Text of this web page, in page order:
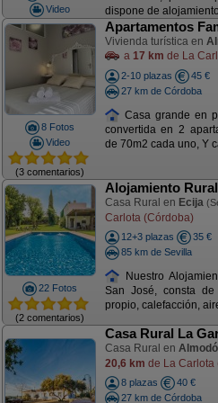
Video
dispone de
8 Fotos
Video
(3 comentarios)
Apartamentos
Vivienda turística en
a 17 km de La
2-10 plazas
45 €
27 km de Córdoba
Casa grande en
convertida en 2
de 70m2 cada uno, Y
22 Fotos
(2 comentarios)
Alojamiento
Casa Rural en Ecija
Carlota (Córdoba)
12+3 plazas
35 €
85 km de Sevilla
Nuestro
San José, consta
propio, calefacción,
Casa Rural La
Casa Rural en
20,6 km de La Carlota
8 plazas
40 €
27 km de Córdoba